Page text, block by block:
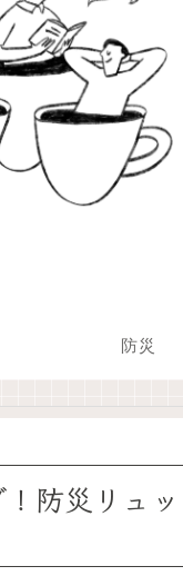
防災
防災リュ